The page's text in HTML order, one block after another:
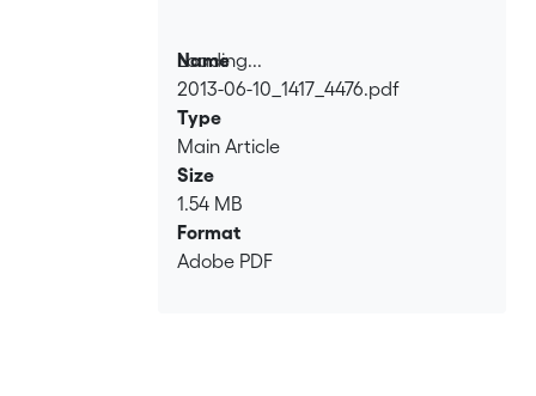
Loading...
Loading...
Name
2013-06-10_1417_4476.pdf
Type
Main Article
Size
1.54 MB
Format
Adobe PDF